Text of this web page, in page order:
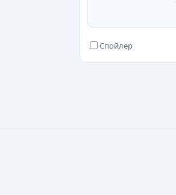
Спойлер